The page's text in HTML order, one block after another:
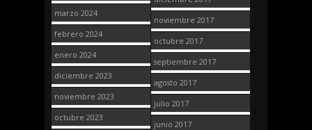
marzo 2024
febrero 2024
enero 2024
diciembre 2023
noviembre 2023
octubre 2023
noviembre 2017
octubre 2017
septiembre 2017
agosto 2017
julio 2017
junio 2017